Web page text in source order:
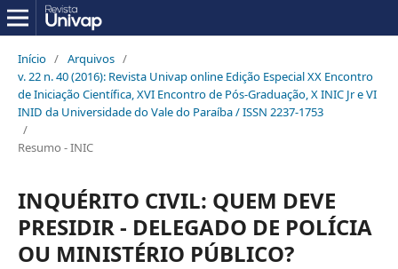
Início / Arquivos /
v. 22 n. 40 (2016): Revista Univap online Edição Especial XX Encontro
de Iniciação Científica, XVI Encontro de Pós-Graduação, X INIC Jr e VI
INID da Universidade do Vale do Paraíba / ISSN 2237-1753
/
Resumo - INIC
INQUÉRITO CIVIL: QUEM DEVE
PRESIDIR - DELEGADO DE POLÍCIA
OU MINISTÉRIO PÚBLICO?